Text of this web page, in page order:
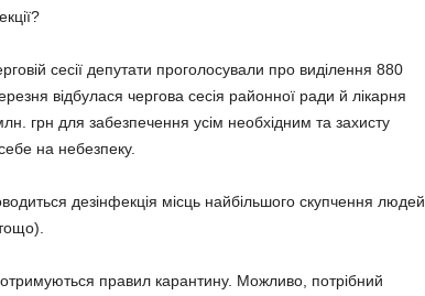
сесії депутати проголосували про виділення 880
відбулася чергова сесія районної ради й лікарня
грн для забезпечення усім необхідним та захисту
на небезпеку.
дезінфекція місць найбільшого скупчення людей
правил карантину. Мож­ливо, потрібний